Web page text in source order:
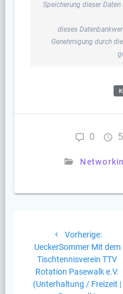
Speicherung dieser
dieses
Genehmigung durch
0
Vorherige:
UeckerSommer Mit dem
Tischtennisverein TTV
Rotation Pasewalk e.V.
(Unterhaltung / Freizeit |